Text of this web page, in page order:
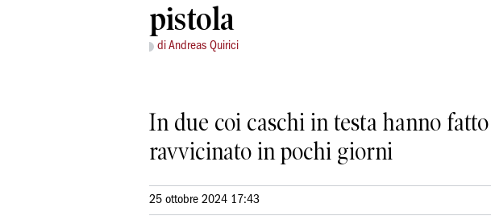
pistola
di Andreas Quirici
In due coi caschi in testa hanno
ravvicinato in pochi giorni
25 ottobre 2024 17:43